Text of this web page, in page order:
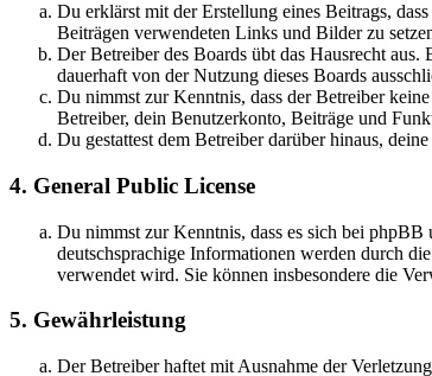
Du erklärst mit der Erstellung eines Beitrags,
Beiträgen verwendeten Links und Bilder zu
Der Betreiber des Boards übt das Hausrecht
dauerhaft von der Nutzung dieses Boards
Du nimmst zur Kenntnis, dass der Betreiber
Betreiber, dein Benutzerkonto, Beiträge und
Du gestattest dem Betreiber darüber hinaus,
4. General Public License
Du nimmst zur Kenntnis, dass es sich bei phpBB
deutschsprachige Informationen werden durch
verwendet wird. Sie können insbesondere die
5. Gewährleistung
Der Betreiber haftet mit Ausnahme der